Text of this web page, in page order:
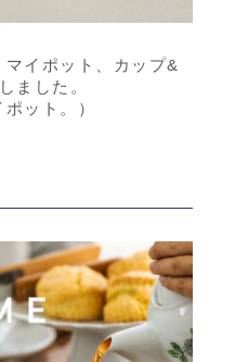
イポット、カップ&
ました。
ット。）